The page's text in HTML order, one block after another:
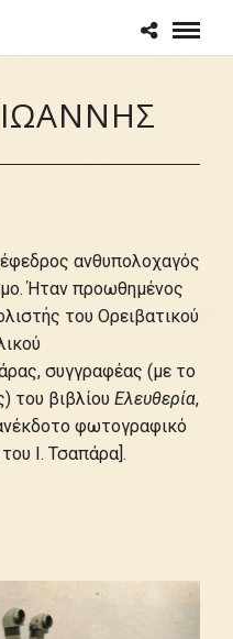
ανθυπολοχαγός
Ήταν προωθημένος
του Ορειβατικού
συγγραφέας (με το
του βιβλίου Ελευθερία,
φωτογραφικό
Ι. Τσαπάρα].